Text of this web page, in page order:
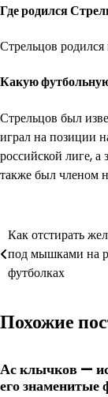
Где родился
Стрельцов
Какую
Стрельцов был
играл на позиции
российской лиге,
также был членом
Навигация
по
записям
Как отстирать
под мышками на
футболках
Похожие
Ас клычков —
его